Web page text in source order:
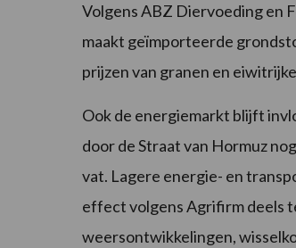
Volgens ABZ Diervoeding en
maakt geïmporteerde
prijzen van granen en
Ook de energiemarkt blijft
door de Straat van Hormuz
vat. Lagere energie- en
effect volgens Agrifirm deels
weersontwikkelingen,